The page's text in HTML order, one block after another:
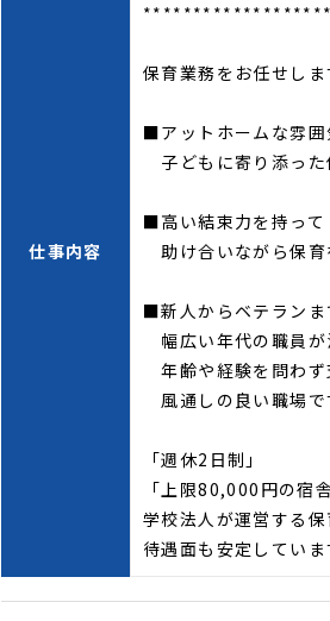
仕事内容
保育業務をお任せしま
■アットホームな雰囲
子どもに寄り添った
■高い結束力を持って
助け合いながら保
■新人からベテランま
幅広い年代の職員が
年齢や経験を問わず
風通しの良い職場
「週休2日制」
「上限80,000円の宿
学校法人が運営する保
待遇面も安定してい